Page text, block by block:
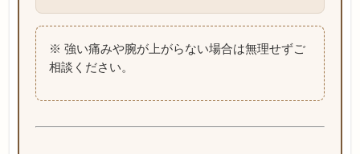
※ 強い痛みや腕が上がらない場合は無理せずご
相談ください。